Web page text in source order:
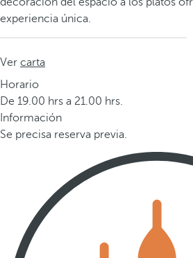
experiencia única.
Ver carta
Horario
De 19.00 hrs a 21.00 hrs.
Información
Se precisa reserva previa.